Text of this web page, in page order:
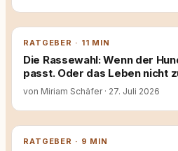
RATGEBER · 11 MIN
Die Rassewahl: Wenn der
passt. Oder das Leben nicht
von Miriam Schäfer · 27. Juli 2026
RATGEBER · 9 MIN